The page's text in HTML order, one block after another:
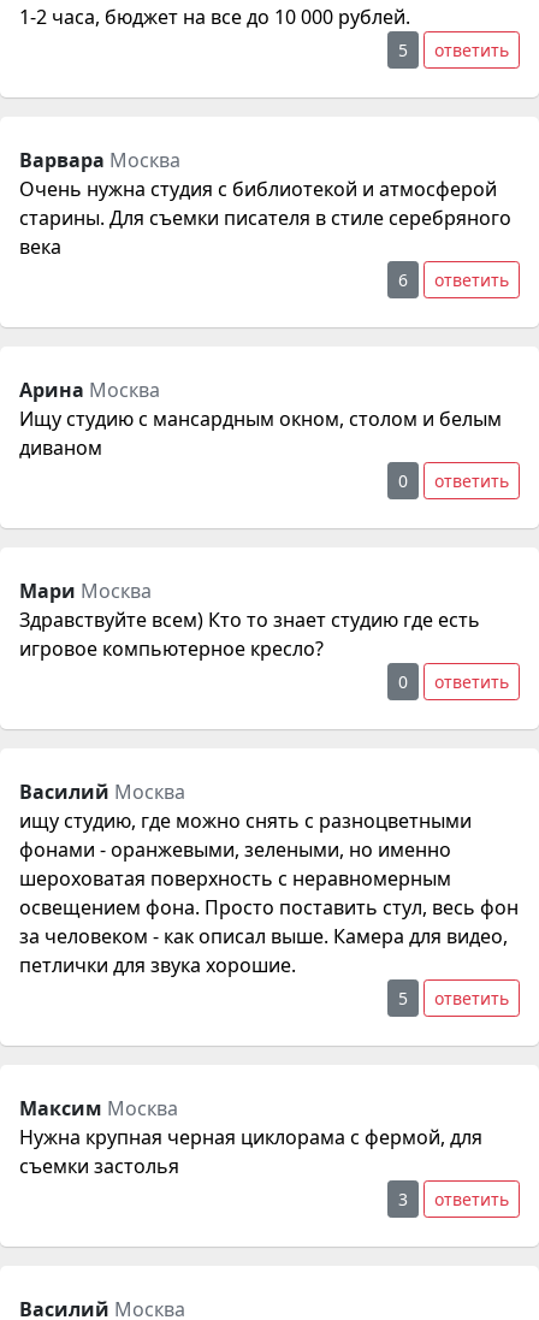
1-2 часа, бюджет на все до 10 000 рублей.
5 ответить
Варвара Москва
Очень нужна студия с библиотекой и атмосферой
старины. Для съемки писателя в стиле серебряного
века
6 ответить
Арина Москва
Ищу студию с мансардным окном, столом и белым
диваном
0 ответить
Мари Москва
Здравствуйте всем) Кто то знает студию где есть
игровое компьютерное кресло?
0 ответить
Василий Москва
ищу студию, где можно снять с разноцветными
фонами - оранжевыми, зелеными, но именно
шероховатая поверхность с неравномерным
освещением фона. Просто поставить стул, весь фон
за человеком - как описал выше. Камера для видео,
петлички для звука хорошие.
5 ответить
Максим Москва
Нужна крупная черная циклорама с фермой, для
съемки застолья
3 ответить
Василий Москва